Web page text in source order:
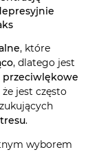
, które
, dlatego jest
przeciwlękowe
że jest często
.
wyborem